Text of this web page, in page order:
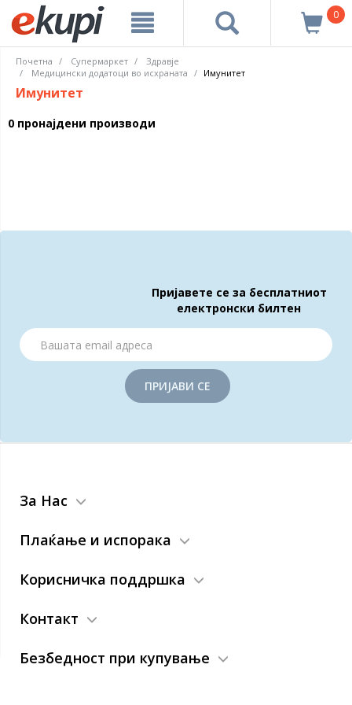
0
Почетна Супермаркет
Здравје
Медицински додатоци во исхраната
Имунитет
Имунитет
0 пронајдени производи
Пријавете се за бесплатниот
електронски билтен
ПРИЈАВИ СЕ
За Нас
Плаќање и испорака
Корисничка поддршка
Контакт
Безбедност при купување